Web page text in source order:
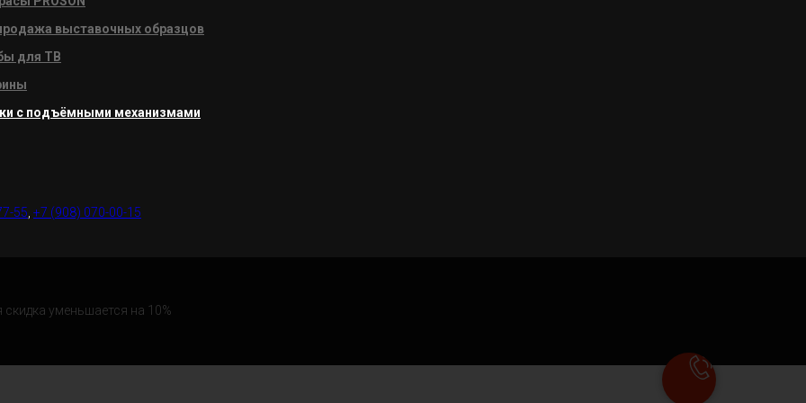
выставочных образцов
для ТВ
с подъёмными механизмами
55 +7 (908) 070-00-15
уменьшается на 10%